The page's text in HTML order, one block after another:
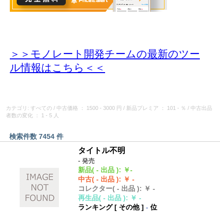
＞＞モノレート開発チームの最新のツー
ル情報はこちら＜＜
カテゴリ: すべての / 中古価格 ： 1500 - 3000 円 / 新品プレミア ： 101 - ％ / 中古出品
者数の変化
： 1 - 5 人
検索件数 7454 件
タイトル不明
- 発売
新品( - 出品 ): ￥-
中古( - 出品 ): ￥ -
コレクター( - 出品 ): ￥ -
再生品( - 出品 ): ￥ -
ランキング [ その他]- 位